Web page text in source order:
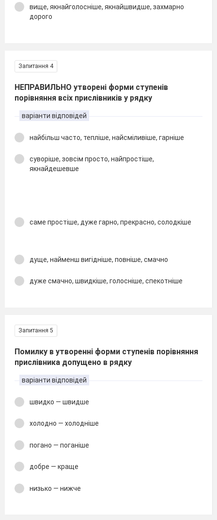
вище, якнайголосніше, якнайшвидше, захмарно
дорого
Запитання 4
НЕПРАВИЛЬНО утворені форми ступенів
порівняння всіх прислівників у рядку
варіанти відповідей
найбільш часто, тепліше, найсміливіше, гарніше
суворіше, зовсім просто, найпростіше,
якнайдешевше
саме простіше, дуже гарно, прекрасно, солодкіше
дуще, найменш вигідніше, повніше, смачно
дуже смачно, швидкіше, голосніше, спекотніше
Запитання 5
Помилку в утворенні форми ступенів порівняння
прислівника допущено в рядку
варіанти відповідей
швидко — швидше
холодно — холодніше
погано — поганіше
добре — краще
низько — нижче